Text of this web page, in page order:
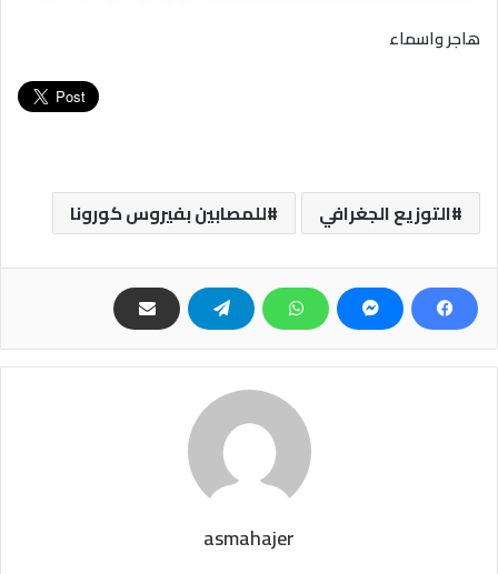
هاجر واسماء
التوزيع الجغرافي للمصابين بفيروس كورونا
asmahajer